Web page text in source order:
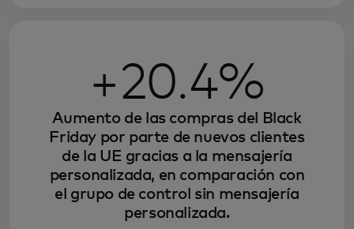
+20.4%
Aumento de las compras del Black
Friday por parte de nuevos clientes
de la UE gracias a la mensajería
personalizada, en comparación con
el grupo de control sin mensajería
personalizada.